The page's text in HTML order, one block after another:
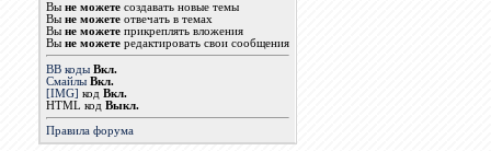
Вы не можетесоздавать новые темы
Вы не можетеотвечать в темах
Вы не можетеприкреплять вложения
Вы не можетередактировать свои сообщения
BB коды Вкл.
Смайлы Вкл.
[IMG] код Вкл.
HTML код Выкл.
Правила форума